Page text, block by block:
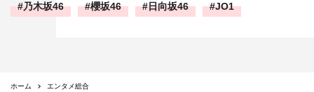
乃木坂46 櫻坂46 日向坂46 JO1
ホーム
エンタメ総合